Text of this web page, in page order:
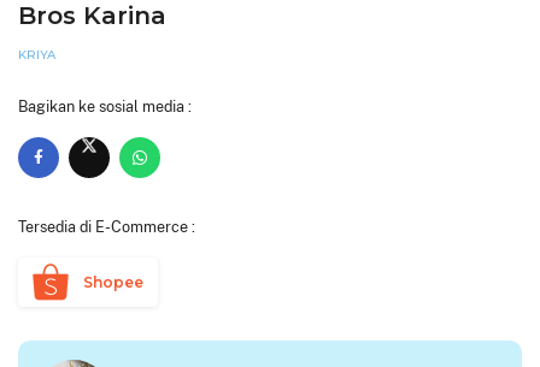
Bros Karina
KRIYA
Bagikan ke sosial media :
Tersedia di E-Commerce :
Shopee